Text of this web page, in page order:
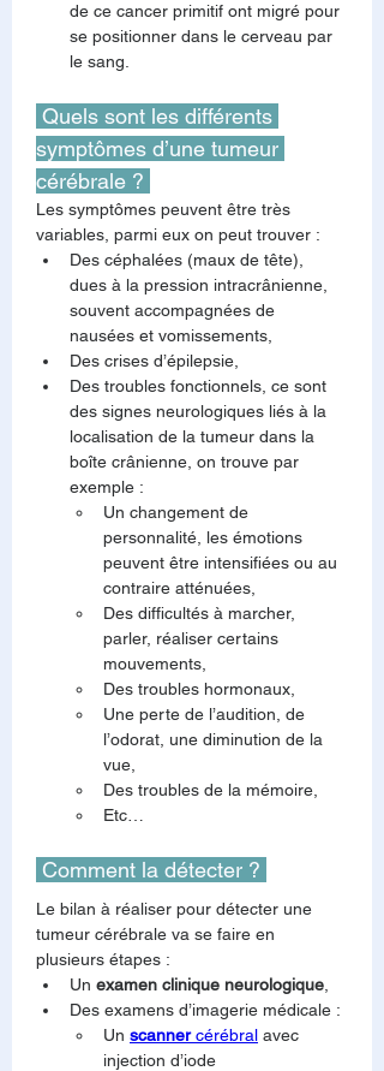
de ce cancer primitif ont migré pour
se positionner dans le cerveau par
le sang.
symptômes d’une tumeur
cérébrale ?
Les symptômes peuvent être très
variables, parmi eux on peut trouver :
Des céphalées (maux de tête),
dues à la pression intracrânienne,
souvent accompagnées de
nausées et vomissements,
Des crises d’épilepsie,
Des troubles fonctionnels, ce sont
des signes neurologiques liés à la
localisation de la tumeur dans la
boîte crânienne, on trouve par
exemple :
Un changement de
personnalité, les émotions
peuvent être intensifiées ou au
contraire atténuées,
Des difficultés à marcher,
parler, réaliser certains
mouvements,
Des troubles hormonaux,
Une perte de l’audition, de
l’odorat, une diminution de la
vue,
Des troubles de la mémoire,
Etc…
Comment la détecter ?
Le bilan à réaliser pour détecter une
tumeur cérébrale va se faire en
plusieurs étapes :
Un examen clinique neurologique
Des examens d’imagerie médicale :
Un scanner cérébral avec
injection d’iode